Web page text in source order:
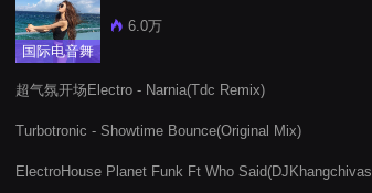
国际电音舞
6.0万
超气氛开场Electro - Narnia(Tdc Remix)
Turbotronic - Showtime Bounce(Original Mix)
ElectroHouse Planet Funk Ft Who Said(DJKhangchivas